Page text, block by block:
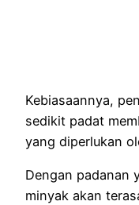
Kebiasaannya,
sedikit padat
yang diperlukan
Dengan padanan
minyak akan